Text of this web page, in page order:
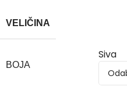
VELIČINA
BOJA
Siva